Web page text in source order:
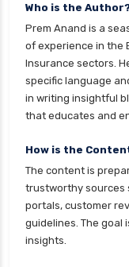
health
health
health
health
health
health
health
health
health
Who is the
Prem Anand is a
of experience in the
Insurance sectors.
specific language
in writing insightful
that educates and
How is the
The content is
trustworthy sources
portals, customer
guidelines. The goal
insights.